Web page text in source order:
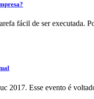
fácil de ser executada.
2017. Esse evento é